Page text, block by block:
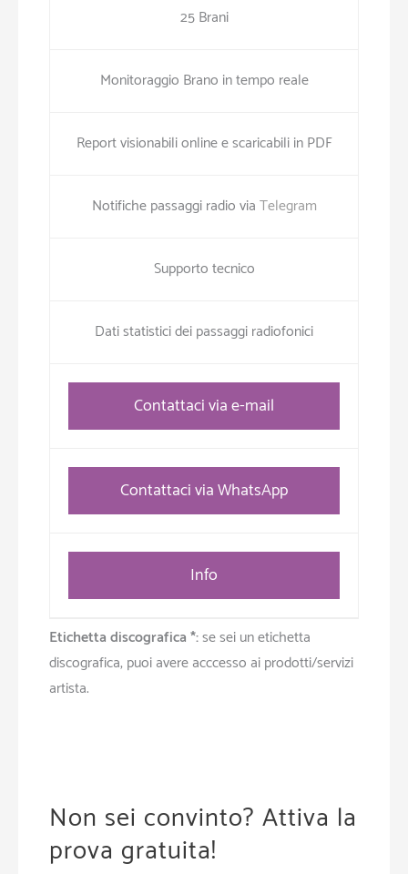
25 Brani
Monitoraggio Brano in tempo reale
Report visionabili online e scaricabili in PDF
Notifiche passaggi radio viaTelegram
Supporto tecnico
Dati statistici dei passaggi radiofonici
Contattaci via e-mail
Contattaci via WhatsApp
Info
Etichetta discografica *:se sei un etichetta
discografica, puoi avere acccesso ai prodotti/servizi
artista.
Non sei convinto? Attiva la
prova gratuita!